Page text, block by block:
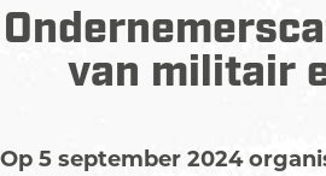
van militair
Op 5 september 2024